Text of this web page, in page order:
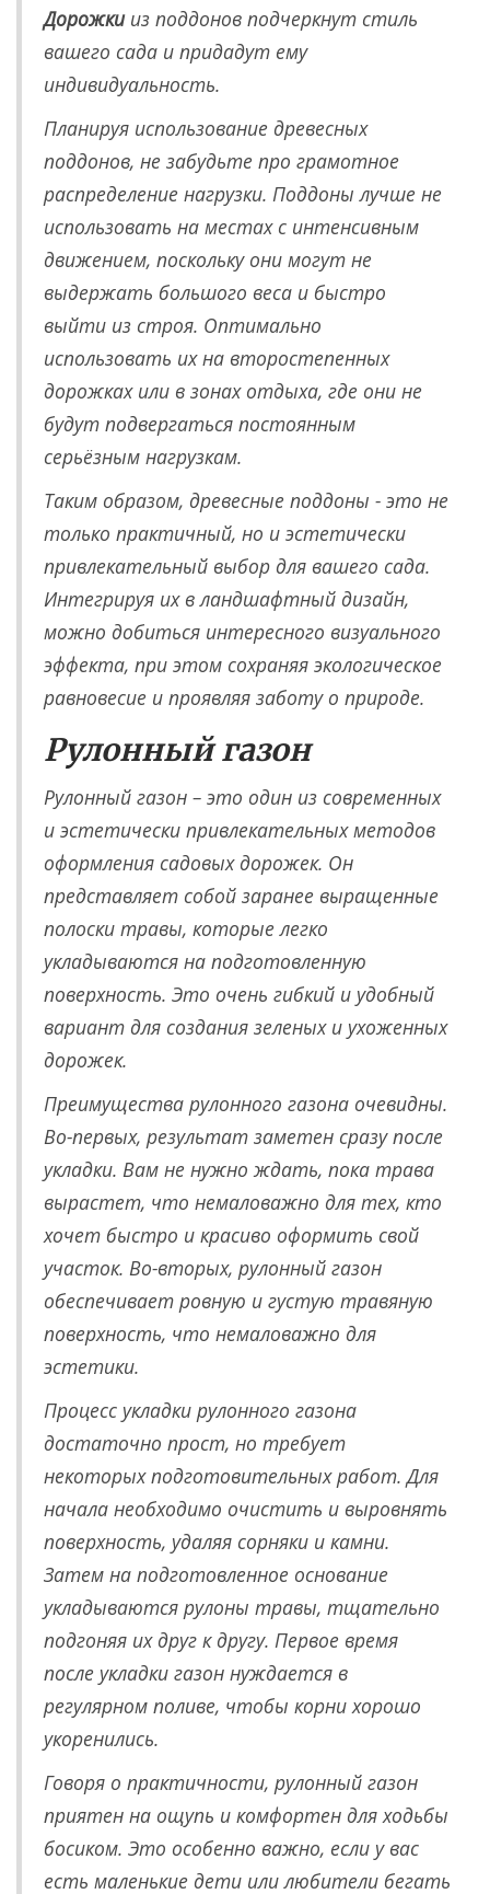
Дорожкииз поддонов подчеркнут стиль
вашего сада и придадут ему
индивидуальность.
Планируя использование древесных
поддонов, не забудьте про грамотное
распределение нагрузки. Поддоны лучше не
использовать на местах с интенсивным
движением, поскольку они могут не
выдержать большого веса и быстро
выйти из строя. Оптимально
использовать их на второстепенных
дорожках или в зонах отдыха, где они не
будут подвергаться постоянным
серьёзным нагрузкам.
Таким образом, древесные поддоны - это не
только практичный, но и эстетически
привлекательный выбор для вашего сада.
Интегрируя их в ландшафтный дизайн,
можно добиться интересного визуального
эффекта, при этом сохраняя экологическое
равновесие и проявляя заботу о природе.
Рулонный газон
Рулонный газон – это один из современных
и эстетически привлекательных методов
оформления садовых дорожек. Он
представляет собой заранее выращенные
полоски травы, которые легко
укладываются на подготовленную
поверхность. Это очень гибкий и удобный
вариант для создания зеленых и ухоженных
дорожек.
Преимущества рулонного газона очевидны.
Во-первых, результат заметен сразу после
укладки. Вам не нужно ждать, пока трава
вырастет, что немаловажно для тех, кто
хочет быстро и красиво оформить свой
участок. Во-вторых, рулонный газон
обеспечивает ровную и густую травяную
поверхность, что немаловажно для
эстетики.
Процесс укладки рулонного газона
достаточно прост, но требует
некоторых подготовительных работ. Для
начала необходимо очистить и выровнять
поверхность, удаляя сорняки и камни.
Затем на подготовленное основание
укладываются рулоны травы, тщательно
подгоняя их друг к другу. Первое время
после укладки газон нуждается в
регулярном поливе, чтобы корни хорошо
укоренились.
Говоря о практичности, рулонный газон
приятен на ощупь и комфортен для ходьбы
босиком. Это особенно важно, если у вас
есть маленькие дети или любители бегать